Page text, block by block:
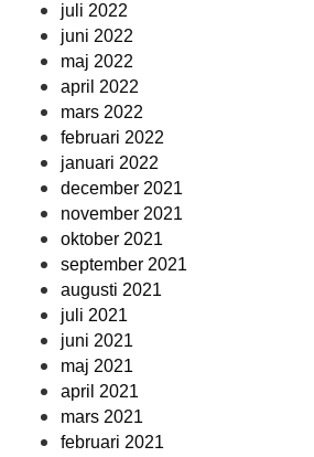
juli 2022
juni 2022
maj 2022
april 2022
mars 2022
februari 2022
januari 2022
december 2021
november 2021
oktober 2021
september 2021
augusti 2021
juli 2021
juni 2021
maj 2021
april 2021
mars 2021
februari 2021